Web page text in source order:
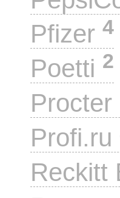
Pfizer 4
Poetti 2
Profi.ru
Reckitt